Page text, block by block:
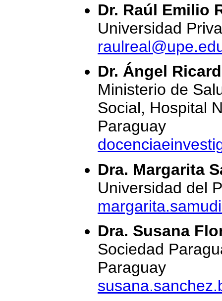
Dr. Raúl Emilio
Universidad
Dr. Ángel
Ministerio de
Social, Hospital
Paraguay
Dra. Margarita
Universidad del
Dra. Susana
Sociedad
Paraguay